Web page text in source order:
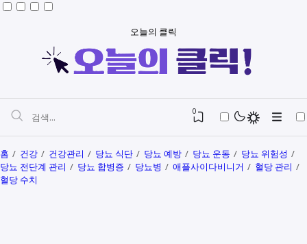
오늘의 클릭
0
홈 건강 건강관리 당뇨 식단 당뇨 예방 당뇨 운동
당뇨 위험성
당뇨 전단계 관리
당뇨 합병증 당뇨병 애플사이다비니거
혈당 관리
혈당 수치